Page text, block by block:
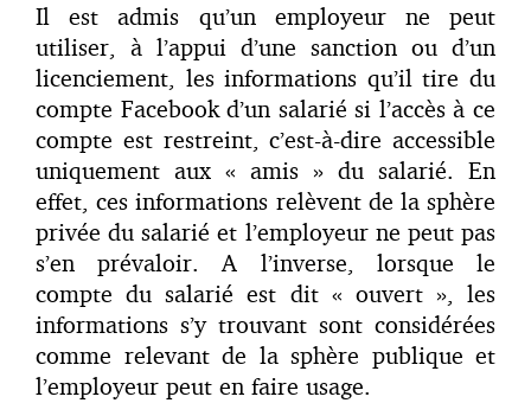
Il est admis qu’un employeur ne peut
utiliser, à l’appui d’une sanction ou d’un
licenciement, les informations qu’il tire du
compte Facebook d’un salarié si l’accès à ce
compte est restreint, c’est-à-dire accessible
uniquement aux « amis » du salarié. En
effet, ces informations relèvent de la sphère
privée du salarié et l’employeur ne peut pas
s’en prévaloir. A l’inverse, lorsque le
compte du salarié est dit « ouvert », les
informations s’y trouvant sont considérées
comme relevant de la sphère publique et
l’employeur peut en faire usage.